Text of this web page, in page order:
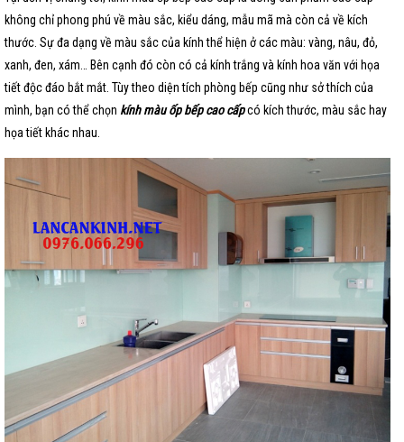
không chỉ phong phú về màu sắc, kiểu dáng, mẫu mã mà còn cả về kích
thước. Sự đa dạng về màu sắc của kính thể hiện ở các màu: vàng, nâu, đỏ,
xanh, đen, xám… Bên cạnh đó còn có cả kính trắng và kính hoa văn với họa
tiết độc đáo bắt mắt. Tùy theo diện tích phòng bếp cũng như sở thích của
mình, bạn có thể chọn kính màu ốp bếp cao cấpcó kích thước, màu sắc hay
họa tiết khác nhau.